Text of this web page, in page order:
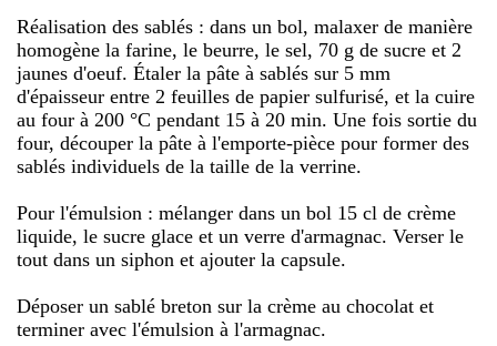
Réalisation des sablés : dans un bol, malaxer de manière
homogène la farine, le beurre, le sel, 70 g de sucre et 2
jaunes d'oeuf. Étaler la pâte à sablés sur 5 mm
d'épaisseur entre 2 feuilles de papier sulfurisé, et la cuire
au four à 200 °C pendant 15 à 20 min. Une fois sortie du
four, découper la pâte à l'emporte-pièce pour former des
sablés individuels de la taille de la verrine.
Pour l'émulsion : mélanger dans un bol 15 cl de crème
liquide, le sucre glace et un verre d'armagnac. Verser le
tout dans un siphon et ajouter la capsule.
Déposer un sablé breton sur la crème au chocolat et
terminer avec l'émulsion à l'armagnac.